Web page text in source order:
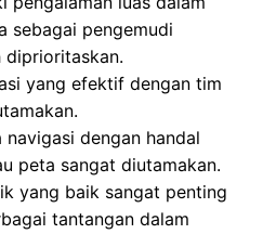
sebagai pengemudi
diprioritaskan.
yang efektif dengan tim
navigasi dengan handal
peta sangat diutamakan.
yang baik sangat penting
tantangan dalam